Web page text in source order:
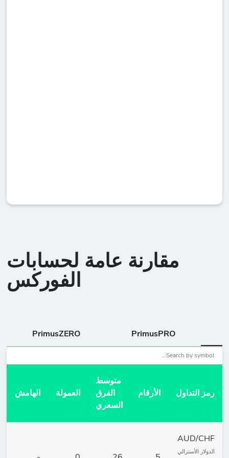
مقارنة عامة لحسابات
الفوركس
PrimusPRO
PrimusZERO
رمز التداول الأرقام
متوسط
الفرق
السعري
العمولة الهامش
AUD/CHF
الدولار الأسترالي